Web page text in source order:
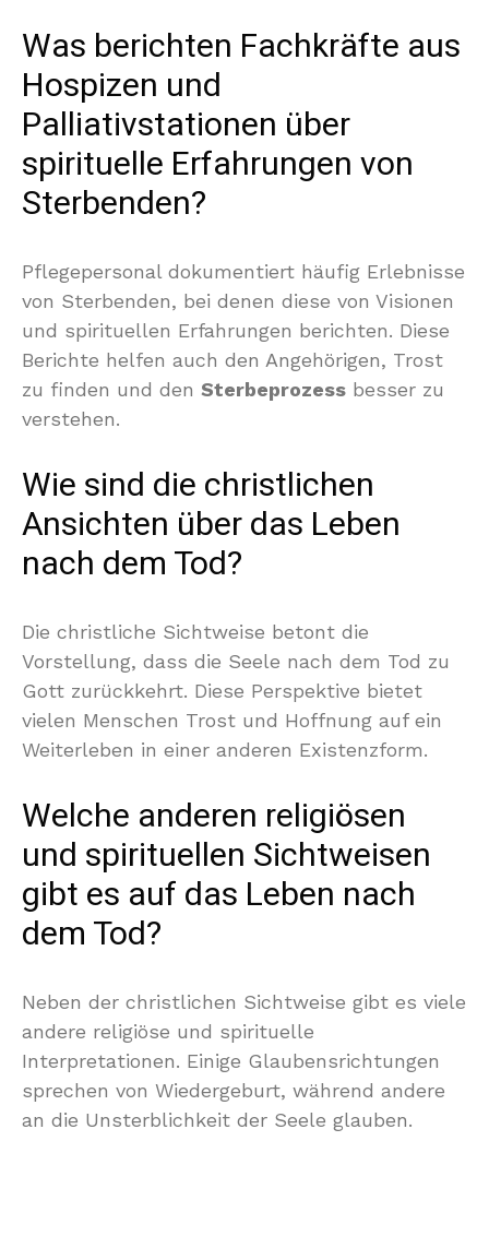
Was berichten Fachkräfte aus
Hospizen und
Palliativstationen über
spirituelle Erfahrungen von
Sterbenden?
Pflegepersonal dokumentiert häufig Erlebnisse
von Sterbenden, bei denen diese von Visionen
und spirituellen Erfahrungen berichten. Diese
Berichte helfen auch den Angehörigen, Trost
zu finden und den Sterbeprozess besser zu
verstehen.
Wie sind die christlichen
Ansichten über das Leben
nach dem Tod?
Die christliche Sichtweise betont die
Vorstellung, dass die Seele nach dem Tod zu
Gott zurückkehrt. Diese Perspektive bietet
vielen Menschen Trost und Hoffnung auf ein
Weiterleben in einer anderen Existenzform.
Welche anderen religiösen
und spirituellen Sichtweisen
gibt es auf das Leben nach
dem Tod?
Neben der christlichen Sichtweise gibt es viele
andere religiöse und spirituelle
Interpretationen. Einige Glaubensrichtungen
sprechen von Wiedergeburt, während andere
an die Unsterblichkeit der Seele glauben.